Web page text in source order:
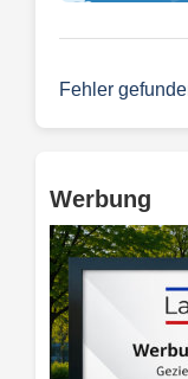
Fehler
Werbung